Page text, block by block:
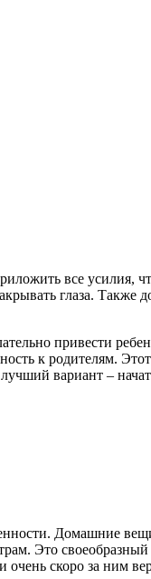
все усилия,
глаза. Также
привести
к родителям.
вариант –
Домашние
Это своеобразный
скоро за ним